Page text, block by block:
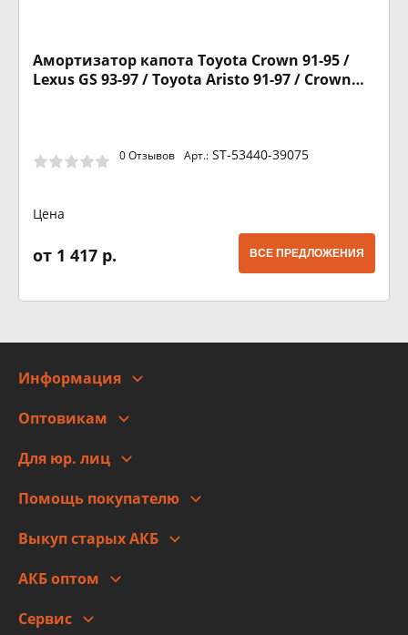
Амортизатор капота Toyota Crown 91-95 /
Lexus GS 93-97 / Toyota Aristo 91-97 / Crown
0 Отзывов Арт.: ST-53440-39075
Цена
от 1 417 р. ВСЕ ПРЕДЛОЖЕНИЯ
Информация
Адреса
Новости
Правовая информация
Оптовикам
Для юр. лиц
Помощь покупателю
Оплата
Гарантии и возврат
Выкуп старых АКБ
АКБ оптом
Сервис